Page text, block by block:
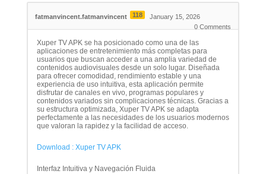
fatmanvincent.fatmanvincent 118
January 15, 2026
0 Comments
Xuper TV APK se ha posicionado como una de las
aplicaciones de entretenimiento más completas para
usuarios que buscan acceder a una amplia variedad de
contenidos audiovisuales desde un solo lugar. Diseñada
para ofrecer comodidad, rendimiento estable y una
experiencia de uso intuitiva, esta aplicación permite
disfrutar de canales en vivo, programas populares y
contenidos variados sin complicaciones técnicas. Gracias a
su estructura optimizada, Xuper TV APK se adapta
perfectamente a las necesidades de los usuarios modernos
que valoran la rapidez y la facilidad de acceso.
Download : Xuper TV APK
Interfaz Intuitiva y Navegación Fluida